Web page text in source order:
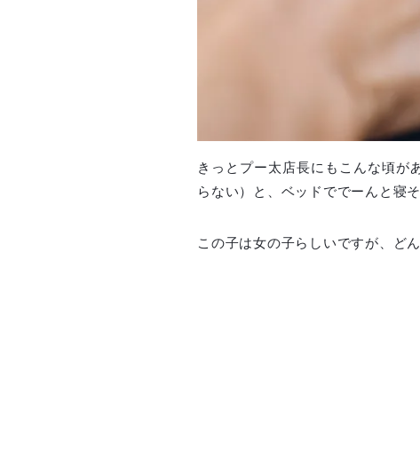
きっとプー太店長にもこんな頃が
らない）と、ベッドででーんと寝
この子は女の子らしいですが、ど